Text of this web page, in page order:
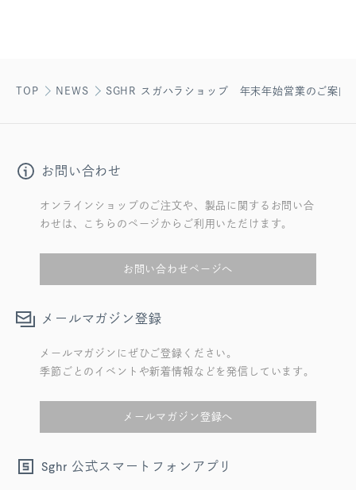
TOP NEWS SGHR スガハラショップ 年末年始営業のご案内
お問い合わせ
オンラインショップのご注文や、製品に関するお問い合
わせは、こちらのページからご利用いただけます。
お問い合わせページへ
メールマガジン登録
メールマガジンにぜひご登録ください。
季節ごとのイベントや新着情報などを発信しています。
メールマガジン登録へ
Sghr 公式スマートフォンアプリ